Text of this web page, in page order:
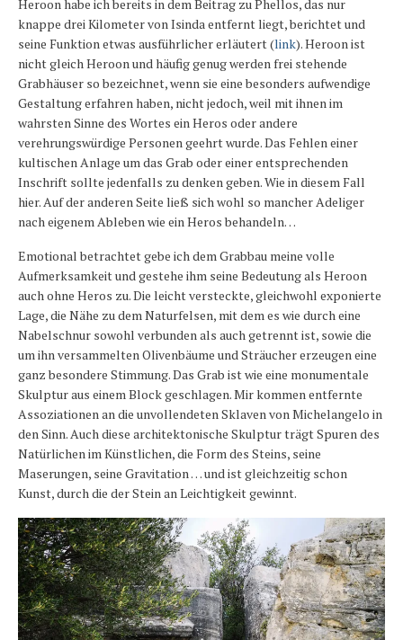
Heroon habe ich bereits in dem Beitrag zu Phellos, das nur
knappe drei Kilometer von Isinda entfernt liegt, berichtet und
seine Funktion etwas ausführlicher erläutert (link). Heroon ist
nicht gleich Heroon und häufig genug werden frei stehende
Grabhäuser so bezeichnet, wenn sie eine besonders aufwendige
Gestaltung erfahren haben, nicht jedoch, weil mit ihnen im
wahrsten Sinne des Wortes ein Heros oder andere
verehrungswürdige Personen geehrt wurde. Das Fehlen einer
kultischen Anlage um das Grab oder einer entsprechenden
Inschrift sollte jedenfalls zu denken geben. Wie in diesem Fall
hier. Auf der anderen Seite ließ sich wohl so mancher Adeliger
nach eigenem Ableben wie ein Heros behandeln…
Emotional betrachtet gebe ich dem Grabbau meine volle
Aufmerksamkeit und gestehe ihm seine Bedeutung als Heroon
auch ohne Heros zu. Die leicht versteckte, gleichwohl exponierte
Lage, die Nähe zu dem Naturfelsen, mit dem es wie durch eine
Nabelschnur sowohl verbunden als auch getrennt ist, sowie die
um ihn versammelten Olivenbäume und Sträucher erzeugen eine
ganz besondere Stimmung. Das Grab ist wie eine monumentale
Skulptur aus einem Block geschlagen. Mir kommen entfernte
Assoziationen an die unvollendeten Sklaven von Michelangelo in
den Sinn. Auch diese architektonische Skulptur trägt Spuren des
Natürlichen im Künstlichen, die Form des Steins, seine
Maserungen, seine Gravitation … und ist gleichzeitig schon
Kunst, durch die der Stein an Leichtigkeit gewinnt.